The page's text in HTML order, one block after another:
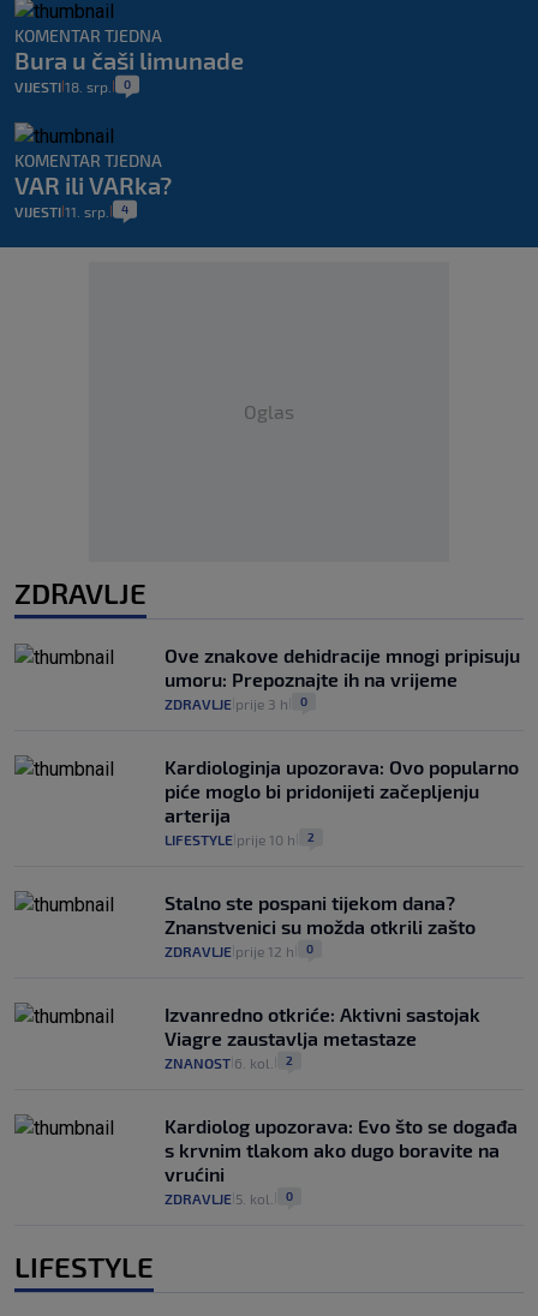
KOMENTAR TJEDNA
Bura u čaši limunade
VIJESTI 18. srp. 0
KOMENTAR TJEDNA
VAR ili VARka?
VIJESTI 11. srp. 4
Oglas
ZDRAVLJE
Ove znakove dehidracije mnogi pripisuju
umoru: Prepoznajte ih na vrijeme
ZDRAVLJE prije 3 h 0
Kardiologinja upozorava: Ovo popularno
piće moglo bi pridonijeti začepljenju
arterija
LIFESTYLE prije 10 h 2
Stalno ste pospani tijekom dana?
Znanstvenici su možda otkrili zašto
ZDRAVLJE prije 12 h 0
Izvanredno otkriće: Aktivni sastojak
Viagre zaustavlja metastaze
ZNANOST 6. kol. 2
Kardiolog upozorava: Evo što se događa
s krvnim tlakom ako dugo boravite na
vrućini
ZDRAVLJE 5. kol. 0
LIFESTYLE